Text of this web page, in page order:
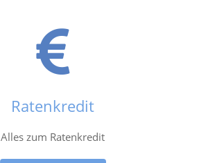
Ratenkredit
Alles zum Ratenkredit